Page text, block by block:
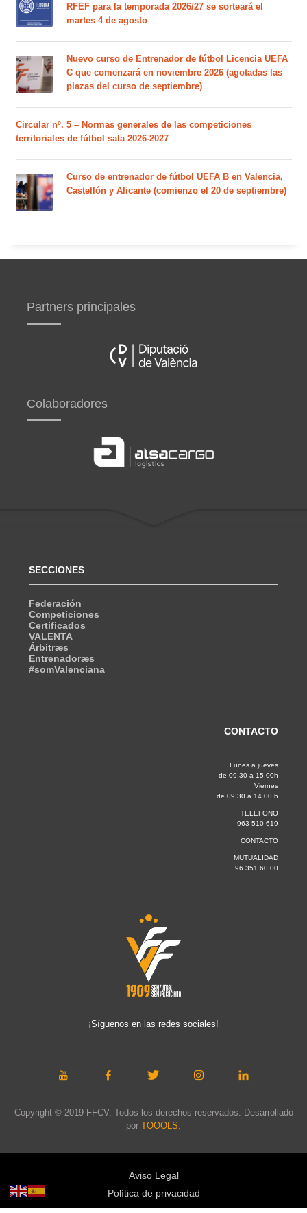
RFEF para la temporada 2026/27 se sorteará el
martes 4 de agosto
Nuevo curso de Entrenador de fútbol Licencia UEFA
C que comenzará en noviembre 2026 (agotadas las
plazas del curso de septiembre)
Circular nº. 5 – Normas generales de las competiciones
territoriales de fútbol sala 2026-2027
Curso de entrenador de fútbol UEFA B en Valencia,
Castellón y Alicante (comienzo el 20 de septiembre)
Partners principales
Colaboradores
SECCIONES
Federación
Competiciones
Certificados
VALENTA
Árbitræs
Entrenadoræs
#somValenciana
CONTACTO
Lunes a jueves
de 09:30 a 15.00h
Viernes
de 09:30 a 14.00 h
TELÉFONO
963 510 619
CONTACTO
MUTUALIDAD
96 351 60 00
¡Síguenos en las redes sociales!
Copyright © 2019 FFCV. Todos los derechos reservados. Desarrollado
por TOOOLS
Aviso Legal
Política de privacidad